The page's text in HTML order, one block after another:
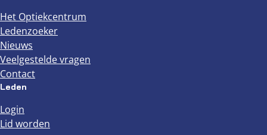
Het Optiekcentrum
Ledenzoeker
Nieuws
Veelgestelde vragen
Contact
Leden
Login
Lid worden